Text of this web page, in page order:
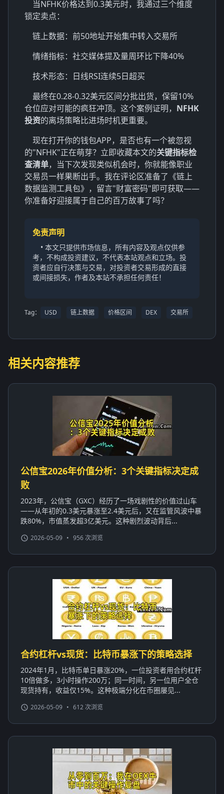
当NFHK价格达到0.3美元时，我通过三个维度
锁定卖点：
链上数据：前50地址开始集中转入交易所
情绪指标：社交媒体提及量周环比下降40%
技术形态：日线RSI连续5日超买
最终在0.28-0.32美元区间分批出货，保留10%
仓位应对可能的疯狂冲顶。这个案例证明， NFHK
投资的离场策略比进场时机更重要。
现在打开你的钱包APP，是否也有一个被忽视
的"NFHK"正在萌芽？立即收藏本文的关键指标检
查清单，当下次发现类似机会时，你就能像职业
交易员一样果断出手。我在评论区准备了《链上
数据监测工具包》，留言"财富密码"即可获取——
你准备好迎接属于自己的百万故事了吗？
免责声明
• 本文只提供市场信息，所有内容及观点仅供参
考，不构成投资建议，不代表本站观点和立场。投
资者应自行决策与交易，对投资者交易形成的直接
或间接损失，作者及本站不承担任何责任！
Tag： USD 链上数据 价格区间 DEX 交易所
相关内容推荐
公信宝2026年价值分析：3个关键指标决定成
败
2023年，公信宝（GXC）经历了一场戏剧性的价值过山车
——从年初的0.3美元暴涨至2.4美元后，又在监管风波中暴
跌80%，市值蒸发超3亿美元。这种剧烈波动背后...
2026-05-09 • 956 次浏览
合约杠杆vs现货：比特币暴涨下的策略选择
2024年1月，比特币单日暴涨20%，一位投资者用合约杠杆
10倍做多，3小时操作200万；同一时间，另一位用户全仓
现货持有，收益仅15%。这种极端分化在币圈屡见...
2026-05-09 • 612 次浏览